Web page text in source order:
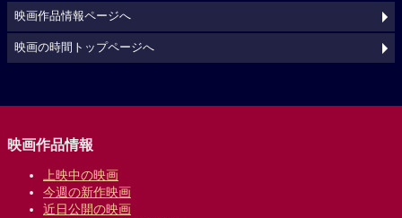
映画作品情報ページへ
映画の時間トップページへ
映画作品情報
上映中の映画
今週の新作映画
近日公開の映画